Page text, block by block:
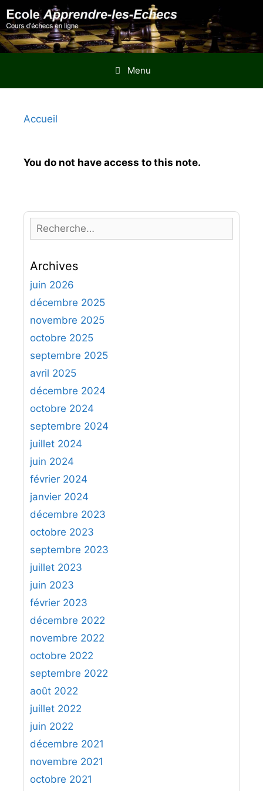
Aller
au
contenu
Menu
Accueil
You do not have access to this note.
e
h
e
r
h
e
r
:
Archives
juin 2026
décembre 2025
novembre 2025
octobre 2025
septembre 2025
avril 2025
décembre 2024
octobre 2024
septembre 2024
juillet 2024
juin 2024
février 2024
janvier 2024
décembre 2023
octobre 2023
septembre 2023
juillet 2023
juin 2023
février 2023
décembre 2022
novembre 2022
octobre 2022
septembre 2022
août 2022
juillet 2022
juin 2022
décembre 2021
novembre 2021
octobre 2021